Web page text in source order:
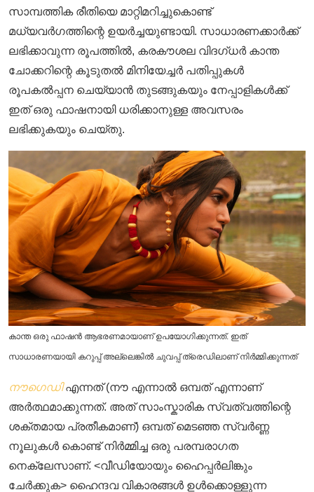
സാമ്പത്തിക രീതിയെ മാറ്റിമറിച്ചുകൊണ്ട്
മധ്യവർഗത്തിന്റെ ഉയർച്ചയുണ്ടായി. സാധാരണക്കാർക്ക്
ലഭിക്കാവുന്ന രൂപത്തിൽ, കരകൗശല വിദഗ്ധർ കാന്ത
ചോക്കറിന്റെ കൂടുതൽ മിനിയേച്ചർ പതിപ്പുകൾ
രൂപകൽപ്പന ചെയ്യാൻ തുടങ്ങുകയും നേപ്പാളികൾക്ക്
ഇത് ഒരു ഫാഷനായി ധരിക്കാനുള്ള അവസരം
ലഭിക്കുകയും ചെയ്തു.
കാന്ത ഒരു ഫാഷൻ ആഭരണമായാണ് ഉപയോഗിക്കുന്നത്. ഇത്
സാധാരണയായി കറുപ്പ് അല്ലെങ്കിൽ ചുവപ്പ് ത്രെഡിലാണ് നിർമ്മിക്കുന്നത്
നൗഗെഡിഎന്നത് (നൗ എന്നാൽ ഒമ്പത് എന്നാണ്
അർത്ഥമാക്കുന്നത്. അത് സാംസ്കാരിക സ്വത്വത്തിന്റെ
ശക്തമായ പ്രതീകമാണ്) ഒമ്പത് മെടഞ്ഞ സ്വർണ്ണ
നൂലുകൾ കൊണ്ട് നിർമ്മിച്ച ഒരു പരമ്പരാഗത
നെക്ലേസാണ്. <വീഡിയോയും ഹൈപ്പർലിങ്കും
ചേർക്കുക> ഹൈന്ദവ വികാരങ്ങൾ ഉൾക്കൊള്ളുന്ന